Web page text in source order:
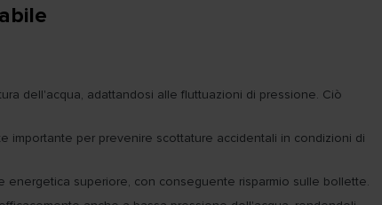
dell'acqua, adattandosi alle fluttuazioni di pressione. Ciò
importante per prevenire scottature accidentali in condizioni di
superiore, con conseguente risparmio sulle bollette.